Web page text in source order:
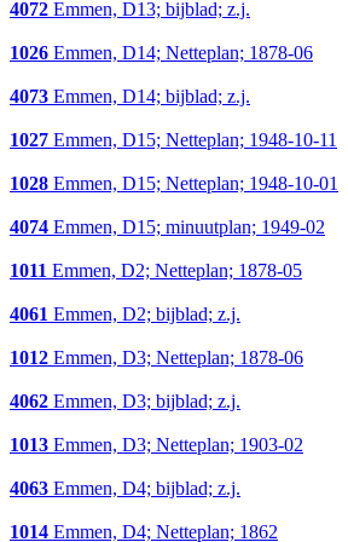
4072 Emmen, D13; bijblad; z.j.
1026 Emmen, D14; Netteplan; 1878-06
4073 Emmen, D14; bijblad; z.j.
1027 Emmen, D15; Netteplan; 1948-10-11
1028 Emmen, D15; Netteplan; 1948-10-01
4074 Emmen, D15; minuutplan; 1949-02
1011 Emmen, D2; Netteplan; 1878-05
4061 Emmen, D2; bijblad; z.j.
1012 Emmen, D3; Netteplan; 1878-06
4062 Emmen, D3; bijblad; z.j.
1013 Emmen, D3; Netteplan; 1903-02
4063 Emmen, D4; bijblad; z.j.
1014 Emmen, D4; Netteplan; 1862